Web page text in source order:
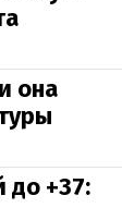
она
до +37: